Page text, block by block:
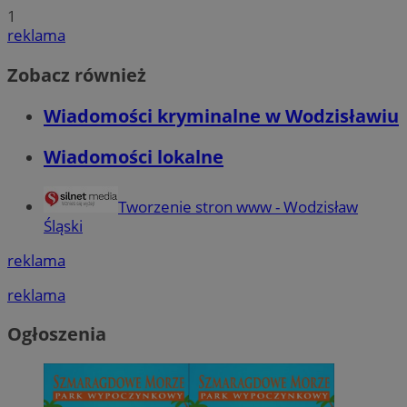
1
reklama
Zobacz również
Wiadomości kryminalne w Wodzisławiu
Wiadomości lokalne
Tworzenie stron www - Wodzisław
Śląski
reklama
reklama
Ogłoszenia
SessID
MvSessID wodzislaw.com.pl 1